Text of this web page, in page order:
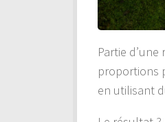
Partie
proportions
en utilisant